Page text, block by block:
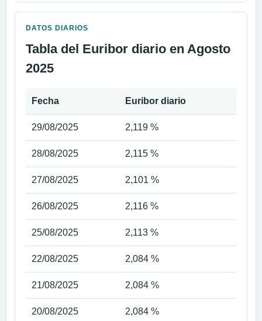
DATOS DIARIOS
Tabla del Euribor diario en Agosto
2025
Fecha Euribor diario
29/08/2025 2,119 %
28/08/2025 2,115 %
27/08/2025 2,101 %
26/08/2025 2,116 %
25/08/2025 2,113 %
22/08/2025 2,084 %
21/08/2025 2,084 %
20/08/2025 2,084 %